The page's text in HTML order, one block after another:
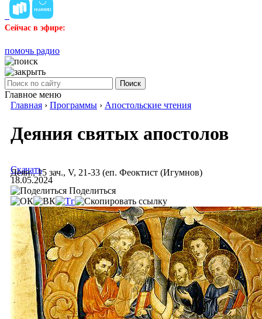
Сейчас в эфире:
помочь радио
Поиск
Главное меню
Главная › Программы › Апостольские чтения
Деяния святых апостолов
Деян., 15 зач., V, 21-33 (еп. Феоктист (Игумнов)
Скачать
18.05.2024
Поделиться